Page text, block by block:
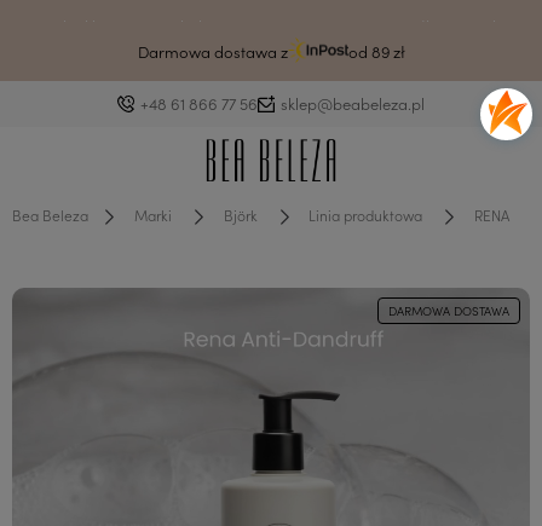
Drodzy klienci ze względu na awarię systemu czas wysyłki może ulec
wydłużeniu.
Darmowa dostawa z od 89 zł
+48 61 866 77 56 sklep@beabeleza.pl
Bea Beleza Marki Björk Linia produktowa RENA
DARMOWA DOSTAWA